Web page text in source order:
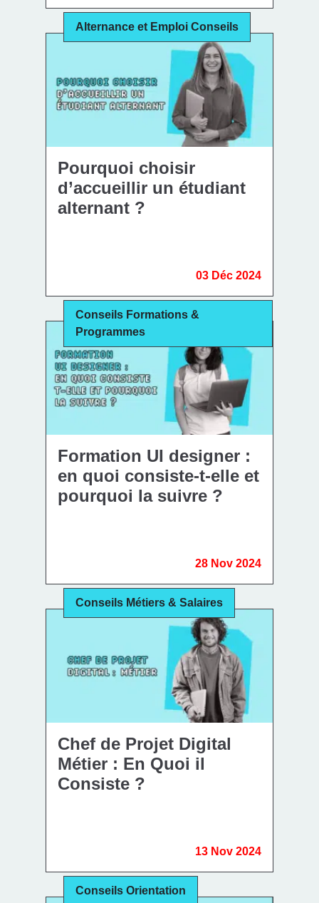
Alternance et Emploi Conseils
Pourquoi choisir
d’accueillir un étudiant
alternant ?
03 Déc 2024
Conseils Formations &
Programmes
Formation UI designer :
en quoi consiste-t-elle et
pourquoi la suivre ?
28 Nov 2024
Conseils Métiers & Salaires
Chef de Projet Digital
Métier : En Quoi il
Consiste ?
13 Nov 2024
Conseils Orientation